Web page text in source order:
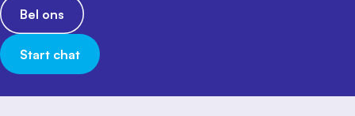
Bel ons
Start chat